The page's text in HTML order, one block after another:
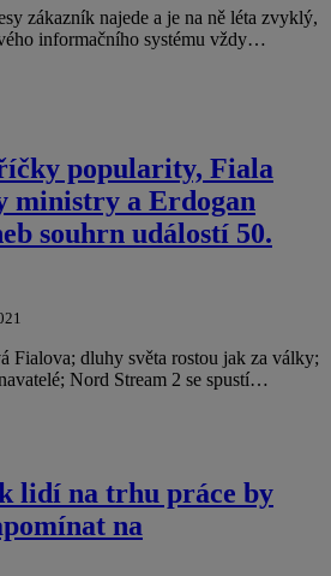
zákazník najede a je na ně léta zvyklý,
informačního systému vždy…
popularity, Fiala
ministry a Erdogan
souhrn událostí 50.
Fialova; dluhy světa rostou jak za války;
Nord Stream 2 se spustí…
lidí na trhu práce by
na